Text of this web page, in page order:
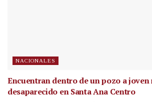
NACIONALES
Encuentran dentro de un pozo a
desaparecido en Santa Ana Centro